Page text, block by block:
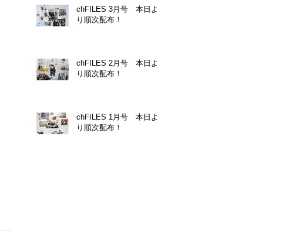
chFILES 3月号 本日よ
り順次配布！
chFILES 2月号 本日よ
り順次配布！
chFILES 1月号 本日よ
り順次配布！